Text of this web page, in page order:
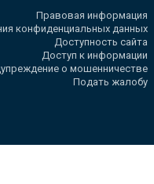
Правовая информация
конфиденциальных данных
Доступность сайта
Доступ к информации
о мошенничестве
Подать жалобу